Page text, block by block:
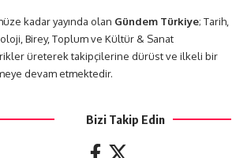
kadar yayında olan Gündem Türkiye; Tarih,
Birey, Toplum ve Kültür & Sanat
üreterek takipçilerine dürüst ve ilkeli bir
devam etmektedir.
Bizi Takip Edin